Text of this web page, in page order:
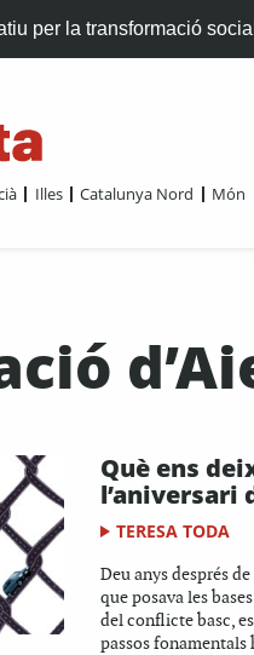
per la transformació social
Illes Catalunya Nord Món
Què ens
l’aniversari
TERESA TODA
Deu anys després
que posava les
del conflicte basc,
passos fonamentals